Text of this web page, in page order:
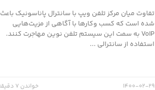
تفاوت میان مرکز تلفن ویپ با سانترال پاناسونیک باعث
شده است که کسب ‌و‌کارها با آگاهی از مزیت‌هایی
VoIP به سمت این سیستم تلفن نوین مهاجرت کنند.
استفاده از سانترالی ...
1400-02-29 خواندن 7 دقیقه